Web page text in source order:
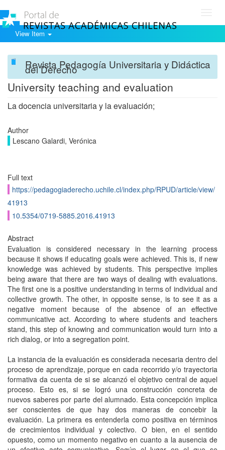
View Item
Revista Pedagogía Universitaria y Didáctica
del Derecho
University teaching and evaluation
La docencia universitaria y la evaluación;
Author
Lescano Galardi, Verónica
Full text
https://pedagogiaderecho.uchile.cl/index.php/RPUD/article/view/
41913
10.5354/0719-5885.2016.41913
Abstract
Evaluation is considered necessary in the learning process
because it shows if educating goals were achieved. This is, if new
knowledge was achieved by students. This perspective implies
being aware that there are two ways of dealing with evaluations.
The first one is a positive understanding in terms of individual and
collective growth. The other, in opposite sense, is to see it as a
negative moment because of the absence of an effective
communicative act. According to where students and teachers
stand, this step of knowing and communication would turn into a
rich dialog, or into a segregation point.
La instancia de la evaluación es considerada necesaria dentro del
proceso de aprendizaje, porque en cada recorrido y/o trayectoria
formativa da cuenta de si se alcanzó el objetivo central de aquel
proceso. Esto es, si se logró una construcción concreta de
nuevos saberes por parte del alumnado. Esta concepción implica
ser conscientes de que hay dos maneras de concebir la
evaluación. La primera es entenderla como positiva en términos
de crecimientos individual y colectivo. O bien, en el sentido
opuesto, como un momento negativo en cuanto a la ausencia de